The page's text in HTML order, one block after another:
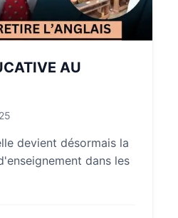
AU
devient désormais la
dans les